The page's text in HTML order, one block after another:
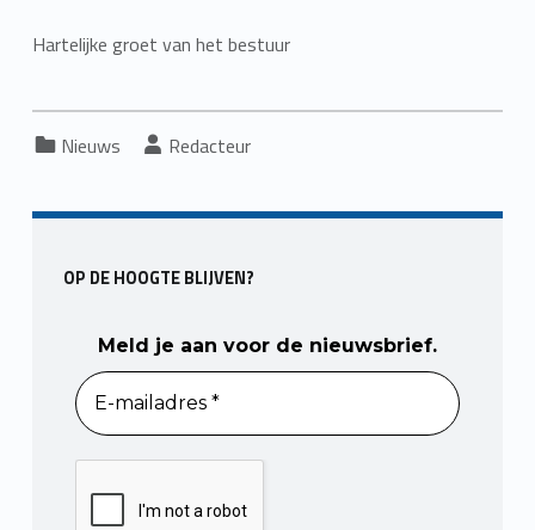
Hartelijke groet van het bestuur
Categorized in:
Nieuws Written by:
Redacteur
OP DE HOOGTE BLIJVEN?
Meld je aan voor de nieuwsbrief.